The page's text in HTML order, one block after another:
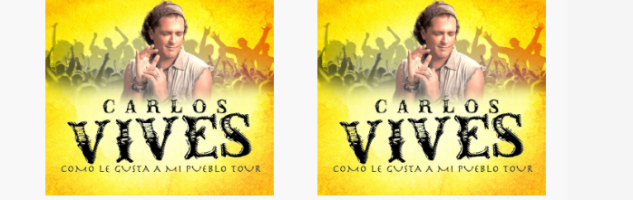
irá
a
ver
a
Carlos
Vives?
/
‘Corazón
Profundo’
de
Carlos
Vives
{SORTEO}
/